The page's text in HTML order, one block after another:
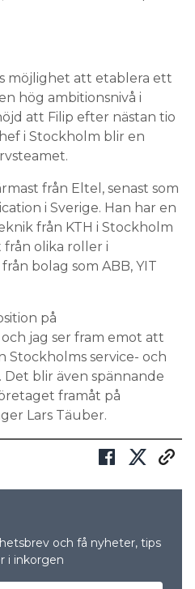
möjlighet att etablera ett
hög ambitionsnivå i
att Filip efter nästan tio
i Stockholm blir en
från Eltel, senast som
i Sverige. Han har en
från KTH i Stockholm
olika roller i
bolag som ABB, YIT
på
jag ser fram emot att
Stockholms service- och
blir även spännande
framåt på
Lars Täuber.
och få nyheter, tips
i inkorgen